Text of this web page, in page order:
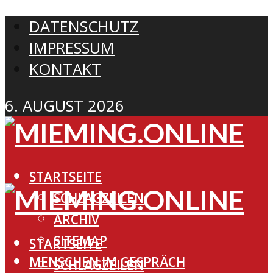
DATENSCHUTZ
IMPRESSUM
KONTAKT
6. AUGUST 2026
STARTSEITE
SCHLAGZEILEN
ARCHIV
SITEMAP
MENSCHEN IM GESPRÄCH
STARTSEITE
SCHLAGZEILEN